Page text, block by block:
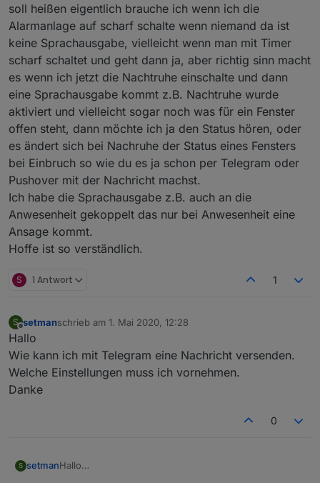
soll heißen eigentlich brauche ich wenn ich die
Alarmanlage auf scharf schalte wenn niemand da ist
keine Sprachausgabe, vielleicht wenn man mit Timer
scharf schaltet und geht dann ja, aber richtig sinn macht
es wenn ich jetzt die Nachtruhe einschalte und dann
eine Sprachausgabe kommt z.B. Nachtruhe wurde
aktiviert und vielleicht sogar noch was für ein Fenster
offen steht, dann möchte ich ja den Status hören, oder
es ändert sich bei Nachruhe der Status eines Fensters
bei Einbruch so wie du es ja schon per Telegram oder
Pushover mit der Nachricht machst.
Ich habe die Sprachausgabe z.B. auch an die
Anwesenheit gekoppelt das nur bei Anwesenheit eine
Ansage kommt.
Hoffe ist so verständlich.
S 1 Antwort 1
S
Offline
setmanschrieb am 1. Mai 2020, 12:28
zuletzt editiert von
Hallo
Wie kann ich mit Telegram eine Nachricht versenden.
Welche Einstellungen muss ich vornehmen.
Danke
0
S setmanHallo